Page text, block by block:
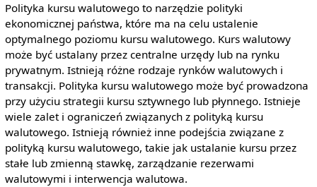
Polityka kursu walutowego to narzędzie polityki
ekonomicznej państwa, które ma na celu ustalenie
optymalnego poziomu kursu walutowego. Kurs walutowy
może być ustalany przez centralne urzędy lub na rynku
prywatnym. Istnieją różne rodzaje rynków walutowych i
transakcji. Polityka kursu walutowego może być prowadzona
przy użyciu strategii kursu sztywnego lub płynnego. Istnieje
wiele zalet i ograniczeń związanych z polityką kursu
walutowego. Istnieją również inne podejścia związane z
polityką kursu walutowego, takie jak ustalanie kursu przez
stałe lub zmienną stawkę, zarządzanie rezerwami
walutowymi i interwencja walutowa.